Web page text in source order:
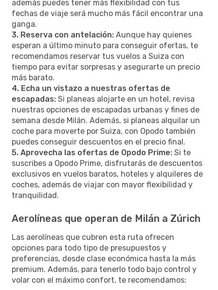
además puedes tener más flexibilidad con tus
fechas de viaje será mucho más fácil encontrar una
ganga.
3. Reserva con antelación: Aunque hay quienes
esperan a último minuto para conseguir ofertas, te
recomendamos reservar tus vuelos a Suiza con
tiempo para evitar sorpresas y asegurarte un precio
más barato.
4. Echa un vistazo a nuestras ofertas de
escapadas: Si planeas alojarte en un hotel, revisa
nuestras opciones de escapadas urbanas y fines de
semana desde Milán. Además, si planeas alquilar un
coche para moverte por Suiza, con Opodo también
puedes conseguir descuentos en el precio final.
5. Aprovecha las ofertas de Opodo Prime: Si te
suscribes a Opodo Prime, disfrutarás de descuentos
exclusivos en vuelos baratos, hoteles y alquileres de
coches, además de viajar con mayor flexibilidad y
tranquilidad.
Aerolíneas que operan de Milán a Zúrich
Las aerolíneas que cubren esta ruta ofrecen
opciones para todo tipo de presupuestos y
preferencias, desde clase económica hasta la más
premium. Además, para tenerlo todo bajo control y
volar con el máximo confort, te recomendamos: